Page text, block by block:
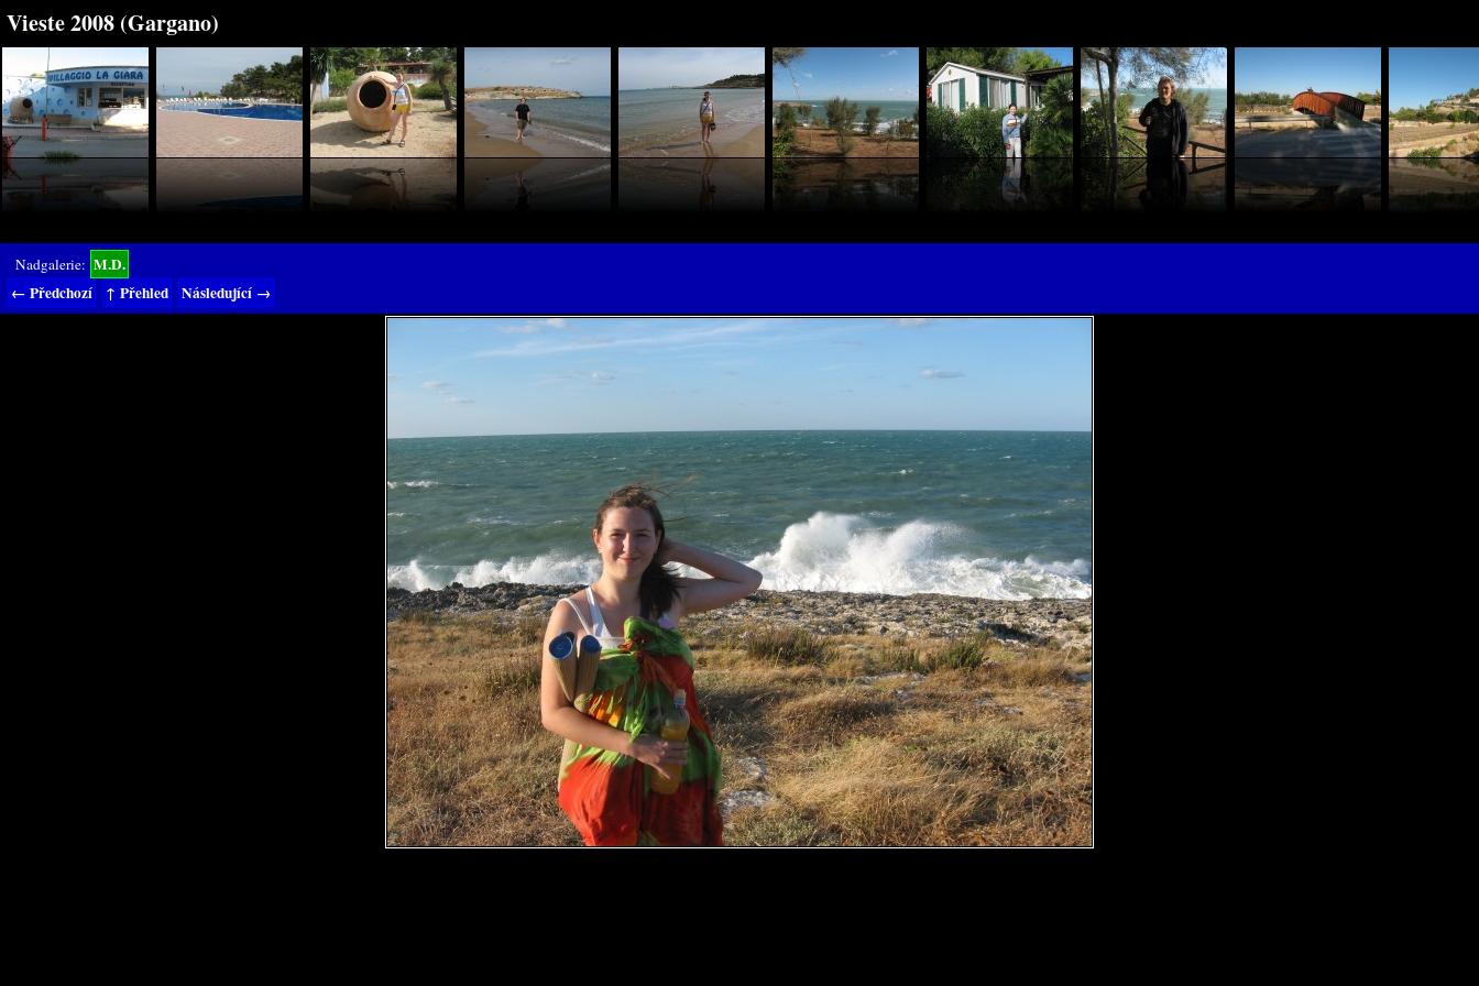
Vieste 2008 (Gargano)
Nadgalerie: M.D.
← Předchozí
↑ Přehled Následující →